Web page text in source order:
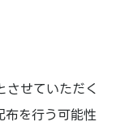
せていただく
布を行う可能性